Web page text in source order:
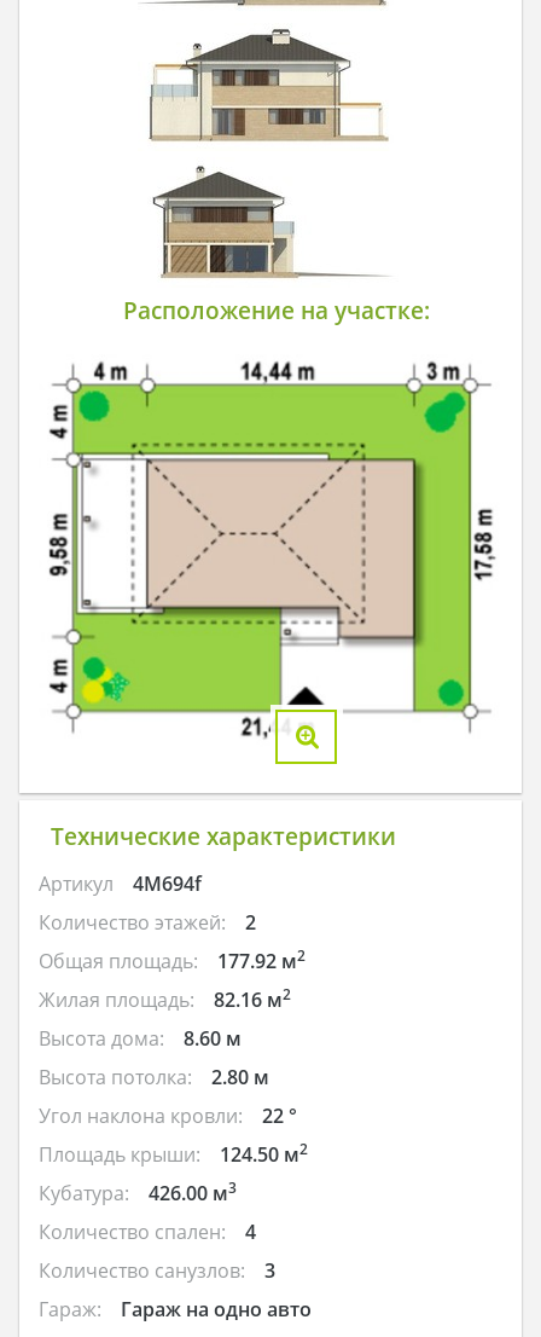
Расположение на участке:
Технические характеристики
Артикул
4M694f
Количество этажей:
2
Общая площадь:
177.92 м2
Жилая площадь: 82.16 м2
Высота дома:
8.60 м
Высота потолка:
2.80 м
Угол наклона кровли:
22 °
Площадь крыши:
124.50 м2
Кубатура: 426.00 м3
Количество спален:
4
Количество санузлов:
3
Гараж:
Гараж на одно авто